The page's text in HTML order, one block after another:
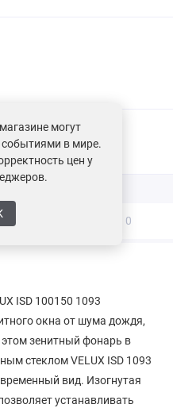
0
ISD 100150 1093
окна от шума дождя,
зенитный фонарь в
стеклом VELUX ISD 1093
вид. Изогнутая
устанавливать
могут
событиями в мире.
цен у